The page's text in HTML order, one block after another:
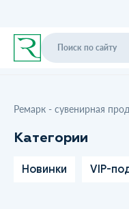
Ремарк - сувенирная
Категории
Новинки VIP-